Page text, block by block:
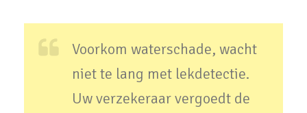
Voorkom waterschade, wacht
niet te lang met lekdetectie.
Uw verzekeraar vergoedt de